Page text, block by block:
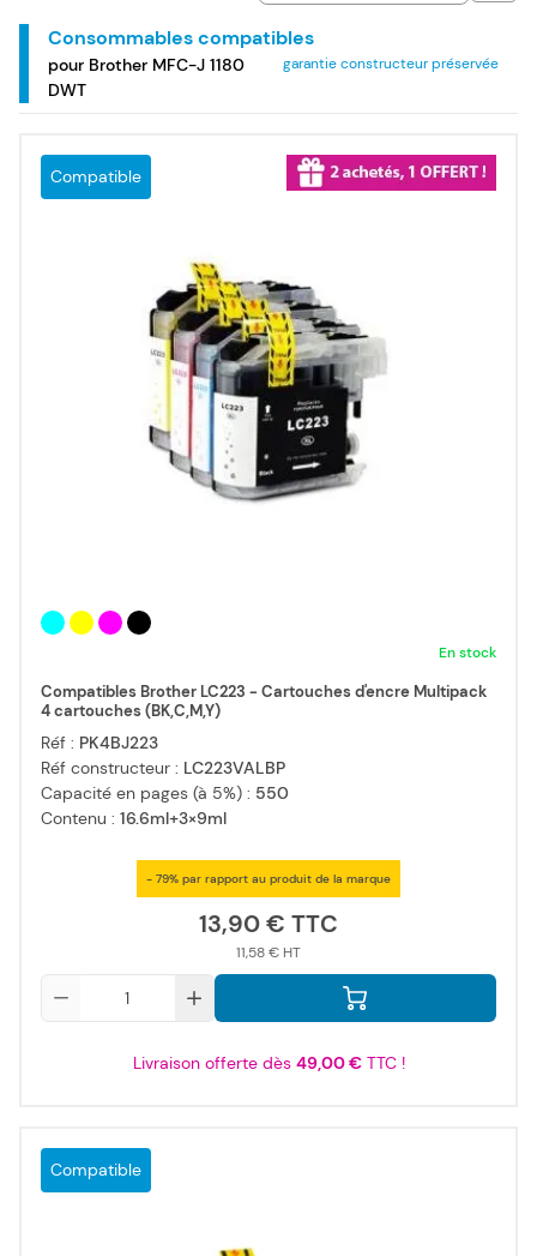
Consommables compatibles
garantie constructeur préservée
pour Brother MFC-J 1180
DWT
Compatible
En stock
Compatibles Brother LC223 - Cartouches d'encre Multipack
4 cartouches (BK,C,M,Y)
Réf : PK4BJ223
Réf constructeur : LC223VALBP
Capacité en pages (à 5%) : 550
Contenu : 16.6ml+3×9ml
- 79% par rapport au produit de la marque
13,90 €
11,58 €
Livraison offerte dès 49,00 €TTC !
Compatible